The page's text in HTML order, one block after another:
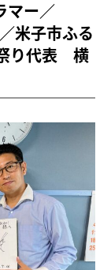
マー／
米子市ふる
り代表 横